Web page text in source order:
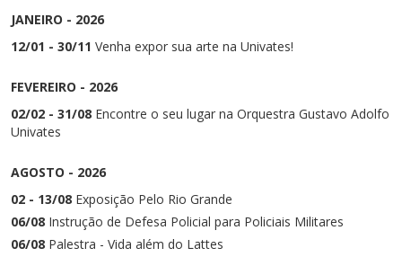
Médicas
Conosco
Gustavo Adolfo
JANEIRO - 2026
12/01 - 30/11 Venha expor sua arte na Univates!
FEVEREIRO - 2026
02/02 - 31/08 Encontre o seu lugar na Orquestra Gustavo Adolfo
Univates
AGOSTO - 2026
02 - 13/08 Exposição Pelo Rio Grande
06/08 Instrução de Defesa Policial para Policiais Militares
06/08 Palestra - Vida além do Lattes